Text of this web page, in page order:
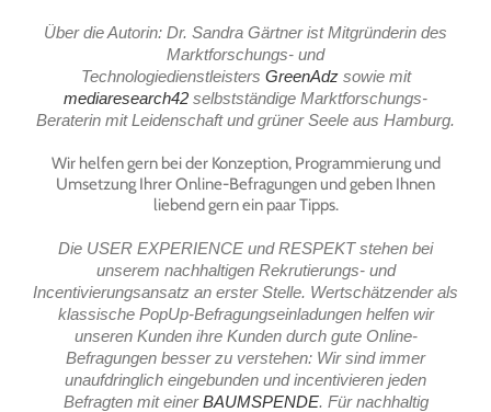
Über die Autorin: Dr. Sandra Gärtner ist Mitgründerin des
Marktforschungs- und
Technologiedienstleisters GreenAdzsowie mit
mediaresearch42 selbstständige Marktforschungs-
Beraterin mit Leidenschaft und grüner Seele aus Hamburg.
Wir helfen gern bei der Konzeption, Programmierung und
Umsetzung Ihrer Online-Befragungen und geben Ihnen
liebend gern ein paar Tipps.
Die USER EXPERIENCE und RESPEKT stehen bei
unserem nachhaltigen Rekrutierungs- und
Incentivierungsansatz an erster Stelle. Wertschätzender als
klassische PopUp-Befragungseinladungen helfen wir
unseren Kunden ihre Kunden durch gute Online-
Befragungen besser zu verstehen: Wir sind immer
unaufdringlich eingebunden und incentivieren jeden
Befragten mit einerBAUMSPENDE. Für nachhaltig